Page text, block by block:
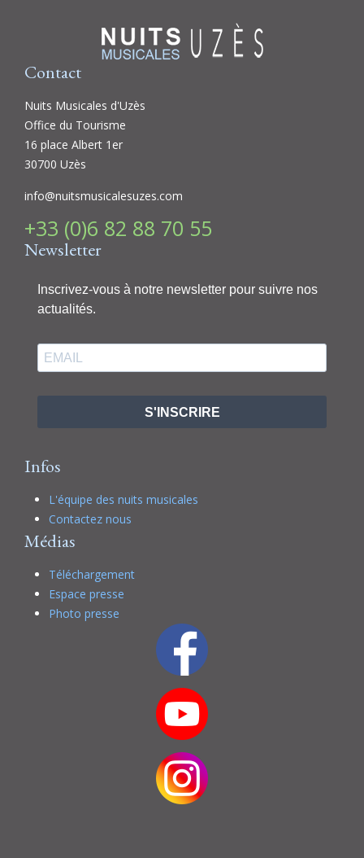
Contact
Nuits Musicales d'Uzès
Office du Tourisme
16 place Albert 1er
30700 Uzès
info@nuitsmusicalesuzes.com
+33 (0)6 82 88 70 55
Newsletter
Inscrivez-vous à notre newsletter pour suivre nos
actualités.
S'INSCRIRE
Infos
L'équipe des nuits musicales
Contactez nous
Médias
Téléchargement
Espace presse
Photo presse